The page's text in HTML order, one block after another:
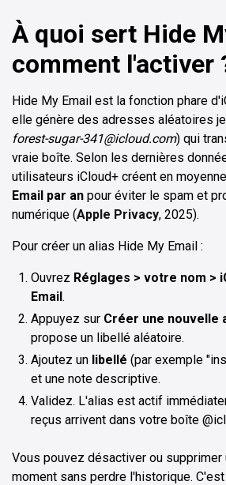
À quoi sert Hide
comment l'activer
Hide My Email est la fonction phare
elle génère des adresses aléatoires
forest-sugar-341@icloud.com) qui
vraie boîte. Selon les dernières
utilisateurs iCloud+ créent en moyenne
Email par an pour éviter le spam et
numérique (Apple Privacy, 2025).
Pour créer un alias Hide My Email :
Ouvrez Réglages > votre nom >
Email.
Appuyez sur Créer une nouvelle
propose un libellé aléatoire.
Ajoutez un libellé (par exemple
et une note descriptive.
Validez. L'alias est actif
reçus arrivent dans votre boîte
Vous pouvez désactiver ou supprimer
moment sans perdre l'historique.